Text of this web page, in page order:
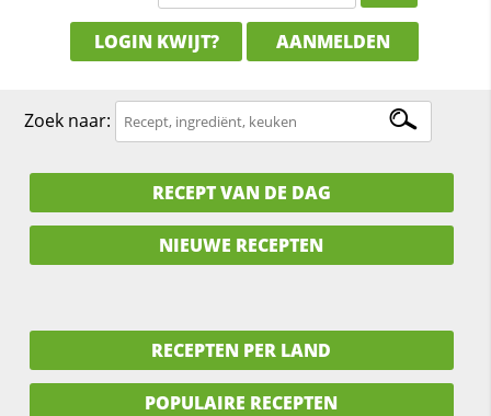
LOGIN KWIJT? AANMELDEN
Zoek naar:
RECEPT VAN DE DAG
NIEUWE RECEPTEN
RECEPTEN PER LAND
POPULAIRE RECEPTEN